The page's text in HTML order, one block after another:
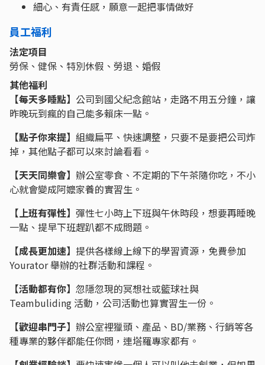
細心、有責任感，願意一起把事情做好
員工福利
法定項目
勞保、健保、特別休假、勞退、婚假
其他福利
【每天多睡點】 公司到國父紀念館站，走路不用五分鐘，讓
昨晚玩到瘋的自己能多賴床一點。
【點子你來提】 組織扁平、快速調整，只要不是要把公司炸
掉，其他點子都可以來討論看看。
【天天同樂會】 辦公室零食、不定期的下午茶隨你吃，不小
心就會變成阿嬤家養的實習生。
【上班有彈性】 彈性七小時上下班與午休時段，想要再睡晚
一點、提早下班趕趴都不成問題。
【成長更加速】 提供各樣線上線下的學習資源，免費參加
Yourator 舉辦的社群活動和課程。
【活動都有你】 忽隱忽現的冥想社或籃球社與
Teambuliding 活動，公司活動也算實習生一份。
【歡迎串門子】 辦公室裡獵頭、產品、BD/業務、行銷等各
種專業的夥伴都能任你問，連塔羅專家都有。